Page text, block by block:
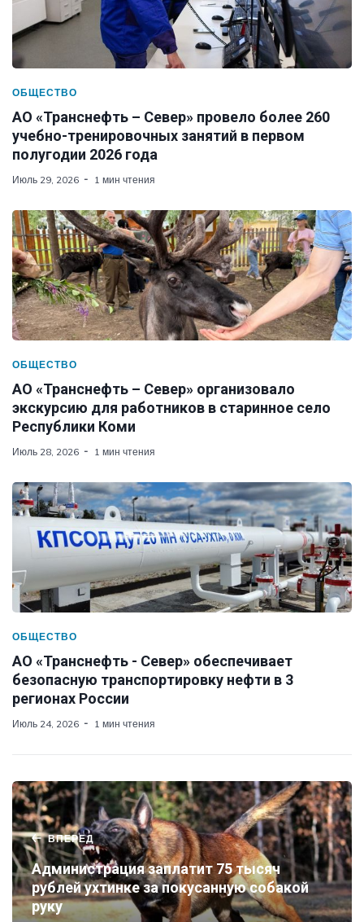
ОБЩЕСТВО
АО «Транснефть – Север» провело более 260
учебно-тренировочных занятий в первом
полугодии 2026 года
Июль 29, 2026 1 мин чтения
ОБЩЕСТВО
АО «Транснефть – Север» организовало
экскурсию для работников в старинное село
Республики Коми
Июль 28, 2026 1 мин чтения
ОБЩЕСТВО
АО «Транснефть - Север» обеспечивает
безопасную транспортировку нефти в 3
регионах России
Июль 24, 2026 1 мин чтения
ВПЕРЕД
Администрация заплатит 75 тысяч
рублей ухтинке за покусанную собакой
руку